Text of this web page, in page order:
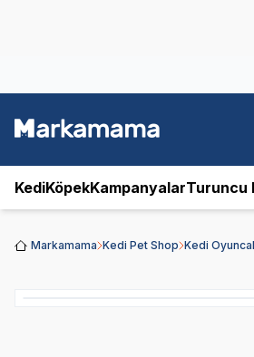
KediKöpekKampanyalarTuruncu
Markamama Kedi Pet Shop Kedi